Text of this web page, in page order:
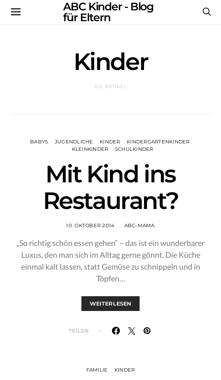
ABC Kinder - Blog
für Eltern
Kinder
626 ARTIKEL
BABYS JUGENDLICHE KINDER
KINDERGARTENKINDER
KLEINKINDER
SCHULKINDER
Mit Kind ins
Restaurant?
10. OKTOBER 2014 ABC-MAMA
„So richtig schön essen gehen“ – das ist ein wunderbarer
Luxus, den man sich im Alltag gerne gönnt. Die Küche
einmal kalt lassen, statt Gemüse zu schnippeln und in
Töpfen…
WEITERLESEN
TEILEN
FAMILIE KINDER